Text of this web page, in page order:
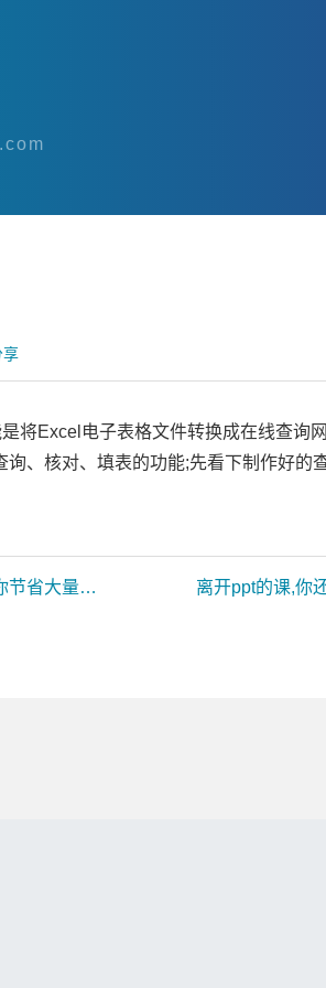
享
将Excel电子表格文件转换成在线查询
、核对、填表的功能;先看下制作好的
新学期，这个老师必备的网站能让你节省大量日常工作时间